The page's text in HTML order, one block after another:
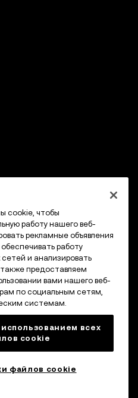
cookie, чтобы
работу нашего веб-
рекламные объявления
работу
и анализировать
предоставляем
вами нашего веб-
по социальным сетям,
системам.
всех
cookie
файлов cookie